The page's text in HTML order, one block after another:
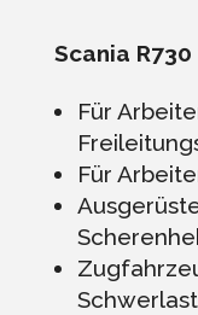
Scania R730
Für
Für